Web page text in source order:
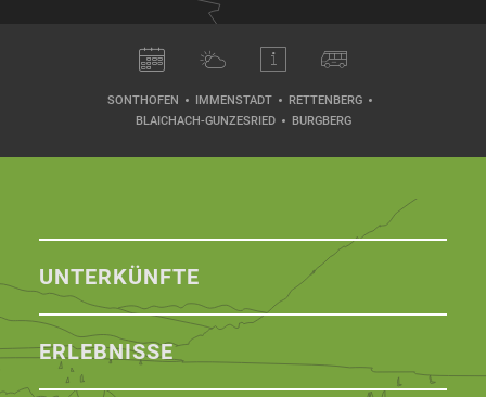
SONTHOFEN IMMENSTADT
RETTENBERG
BLAICHACH-GUNZESRIED
BURGBERG
UNTERKÜNFTE
ERLEBNISSE